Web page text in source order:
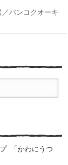
バンコクオーキ
「かわにうつ